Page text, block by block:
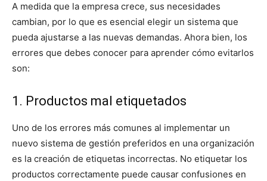
A medida que la empresa crece, sus necesidades
cambian, por lo que es esencial elegir un sistema que
pueda ajustarse a las nuevas demandas. Ahora bien, los
errores que debes conocer para aprender cómo evitarlos
son:
1. Productos mal etiquetados
Uno de los errores más comunes al implementar un
nuevo sistema de gestión preferidos en una organización
es la creación de etiquetas incorrectas. No etiquetar los
productos correctamente puede causar confusiones en